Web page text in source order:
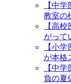
【中
教室の
【高
がって
【小
が本格
【中
負の夏